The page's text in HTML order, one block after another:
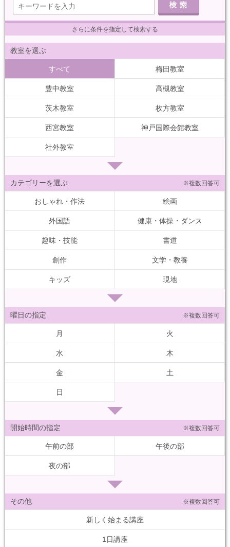
さらに条件を指定して検索する
教室を選ぶ
すべて 梅田教室
豊中教室 高槻教室
茨木教室 枚方教室
西宮教室 神戸国際会館教室
社外教室
カテゴリーを選ぶ ※複数回答可
おしゃれ・作法 絵画
外国語 健康・体操・ダンス
趣味・技能 書道
創作 文学・教養
キッズ 現地
曜日の指定 ※複数回答可
月 火
水 木
金 土
日
開始時間の指定 ※複数回答可
午前の部 午後の部
夜の部
その他 ※複数回答可
新しく始まる講座
1日講座